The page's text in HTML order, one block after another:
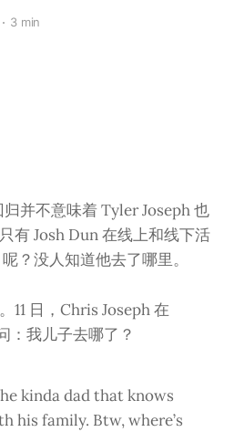
3 min
并不意味着 Tyler Joseph 也
有 Josh Dun 在线上和线下活
？没人知道他去了哪里。
11 日，Chris Joseph 在
我儿子去哪了？
kinda dad that knows
his family. Btw, where’s